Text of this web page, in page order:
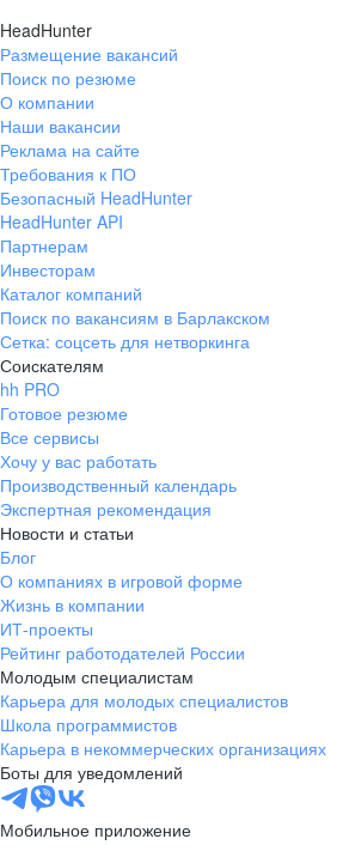
HeadHunter
Размещение вакансий
Поиск по резюме
О компании
Наши вакансии
Реклама на сайте
Требования к ПО
Безопасный HeadHunter
HeadHunter API
Партнерам
Инвесторам
Каталог компаний
Поиск по вакансиям в Барлакском
Сетка: соцсеть для нетворкинга
Соискателям
hh PRO
Готовое резюме
Все сервисы
Хочу у вас работать
Производственный календарь
Экспертная рекомендация
Новости и статьи
Блог
О компаниях в игровой форме
Жизнь в компании
ИТ-проекты
Рейтинг работодателей России
Молодым специалистам
Карьера для молодых специалистов
Школа программистов
Карьера в некоммерческих организациях
Боты для уведомлений
Мобильное приложение